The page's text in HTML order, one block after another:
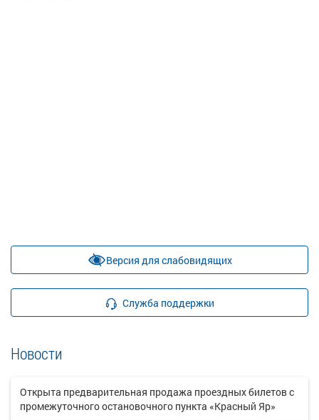
Версия для слабовидящих
Служба поддержки
Новости
Открыта предварительная продажа проездных билетов с
промежуточного остановочного пункта «Красный Яр»